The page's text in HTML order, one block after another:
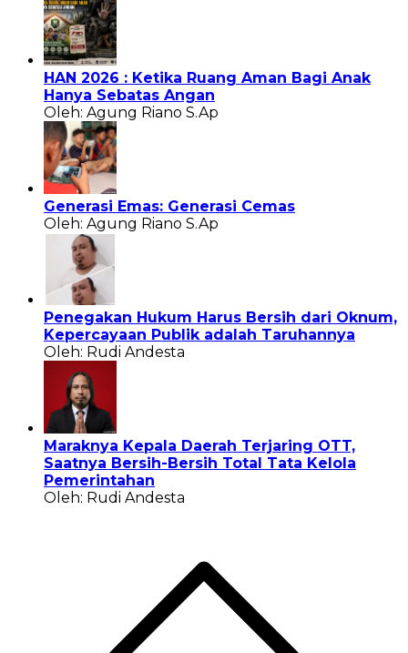
HAN 2026 : Ketika Ruang Aman Bagi Anak
Hanya Sebatas Angan
Oleh: Agung Riano S.Ap
Generasi Emas: Generasi Cemas
Oleh: Agung Riano S.Ap
Penegakan Hukum Harus Bersih dari Oknum,
Kepercayaan Publik adalah Taruhannya
Oleh: Rudi Andesta
Maraknya Kepala Daerah Terjaring OTT,
Saatnya Bersih-Bersih Total Tata Kelola
Pemerintahan
Oleh: Rudi Andesta